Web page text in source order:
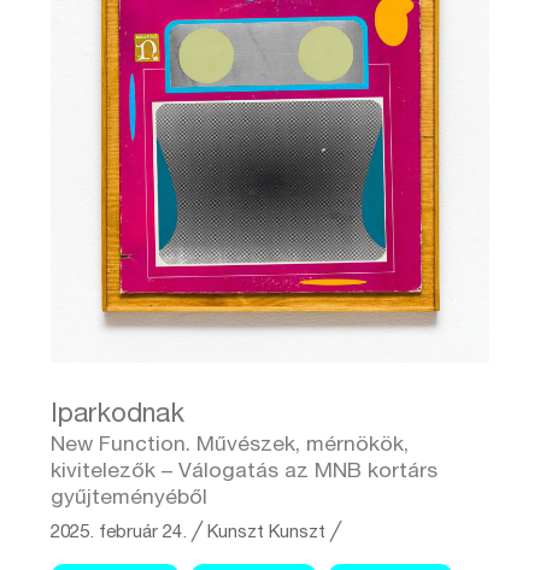
Iparkodnak
New Function. Művészek, mérnökök,
kivitelezők – Válogatás az MNB kortárs
gyűjteményéből
2025. február 24. ╱ Kunszt Kunszt ╱